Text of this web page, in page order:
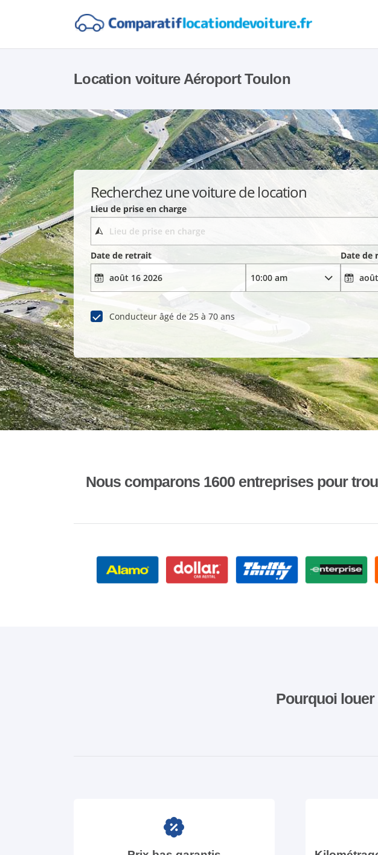
Location voiture Aéroport Toulon
Recherchez une voiture de location
Lieu de prise en charge
Date de retrait
Date de
Conducteur âgé de 25 à 70 ans
Nous comparons 1600 entreprises pour
Pourquoi